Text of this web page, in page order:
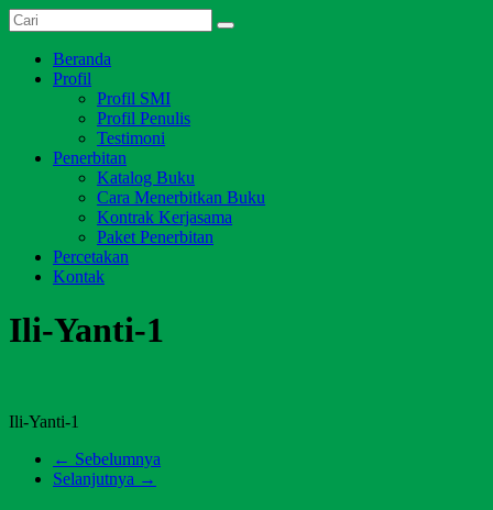
Skip
to
content
Salim
Media
Indonesia
Dari
Jambi
untuk
Menu
Beranda
Profil
Profil SMI
Profil Penulis
Testimoni
Penerbitan
Katalog Buku
Cara Menerbitkan Buku
Kontrak Kerjasama
Paket Penerbitan
Percetakan
Kontak
Ili-Yanti-1
Ili-Yanti-1
← Sebelumnya
Selanjutnya →